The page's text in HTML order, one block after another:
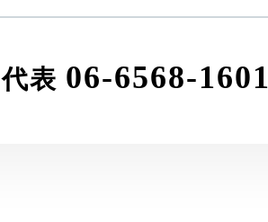
代表 06-6568-1601